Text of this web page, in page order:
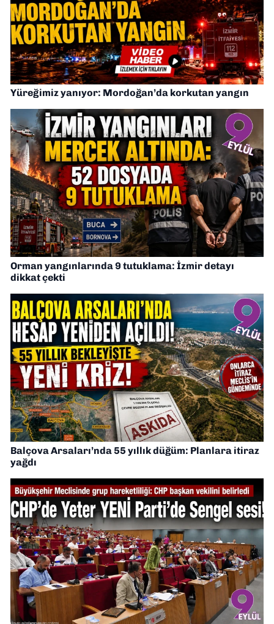
Yüreğimiz yanıyor: Mordoğan’da korkutan yangın
Orman yangınlarında 9 tutuklama: İzmir detayı
dikkat çekti
Balçova Arsaları’nda 55 yıllık düğüm: Planlara itiraz
yağdı